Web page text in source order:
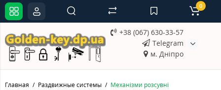
+38 (067) 630-33-57
Telegram
м. Дніпро
0
Главная Раздвижные системы Механізми розсувні